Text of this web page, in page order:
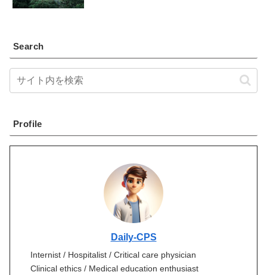
Search
Profile
Daily-CPS
Internist / Hospitalist / Critical care physician
Clinical ethics / Medical education enthusiast